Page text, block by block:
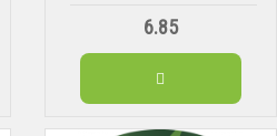
6.85